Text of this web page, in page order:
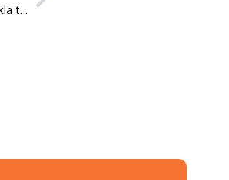
5 Enkla tips för att lyckas på intervjun